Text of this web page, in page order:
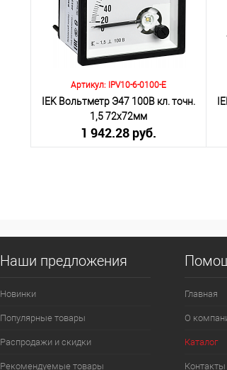
К сравнению
В избранное
Под заказ
Артикул: IPV10-6-0100-E
IEK Вольтметр Э47 100В кл. точн.
1,5 72х72мм
1 942.28 руб.
К сравнению
Наши предложения
Новинки
Популярные товары
Распродажи и скидки
Рекомендуемые товары
Главная
О
Каталог
Контакты